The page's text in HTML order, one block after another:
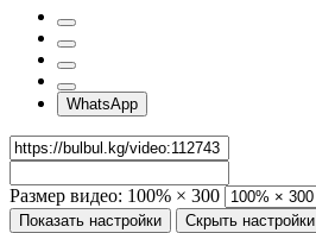
WhatsApp
Размер видео: 100% × 300
Показать настройки Скрыть настройки